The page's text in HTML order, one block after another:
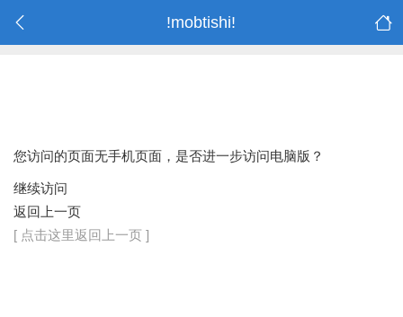
!mobtishi!
您访问的页面无手机页面，是否进一步访问电脑版？
继续访问
返回上一页
[ 点击这里返回上一页 ]